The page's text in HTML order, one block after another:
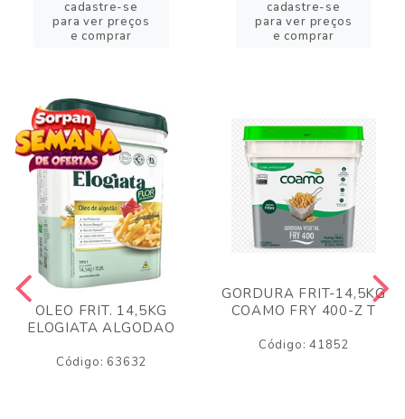
cadastre-se
para ver preços
e comprar
cadastre-se
para ver preços
e comprar
OLEO FRIT. 14,5KG
ELOGIATA ALGODAO
Código: 63632
GORDURA FRIT-14,5KG
COAMO FRY 400-Z T
Código: 41852